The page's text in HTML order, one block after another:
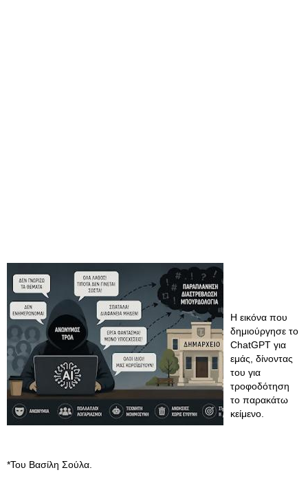
Η εικόνα που
δημιούργησε το
ChatGPT για
εμάς, δίνοντας
του για
τροφοδότηση
το παρακάτω
κείμενο.
*Του Βασίλη Σούλα.